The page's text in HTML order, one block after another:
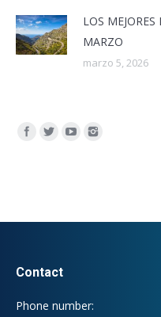
LOS
MARZO
marzo 5, 2026
Encuéntranos en:
Contact
Phone number: